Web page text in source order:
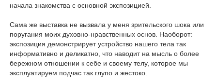
начала знакомства с основной экспозицией.
Сама же выставка не вызвала у меня зрительского шока или
поругания моих духовно-нравственных основ. Наоборот:
экспозиция демонстрирует устройство нашего тела так
информативно и деликатно, что наводит на мысль о более
бережном отношении к себе и своему телу, которое мы
эксплуатируем подчас так глупо и жестоко.